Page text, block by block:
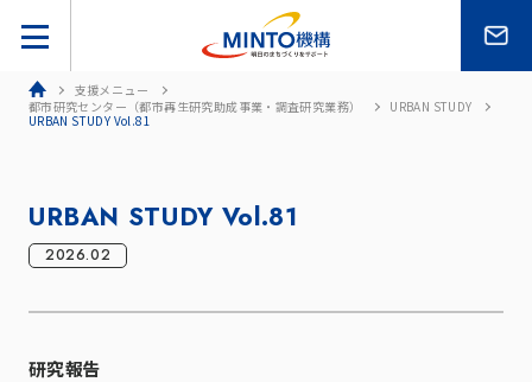
ホーム支援メニュー
都市研究センター（都市再生研究助成事業・調査研究業務）
URBAN STUDY
URBAN STUDY Vol.81
URBAN STUDY Vol.81
2026.02
研究報告